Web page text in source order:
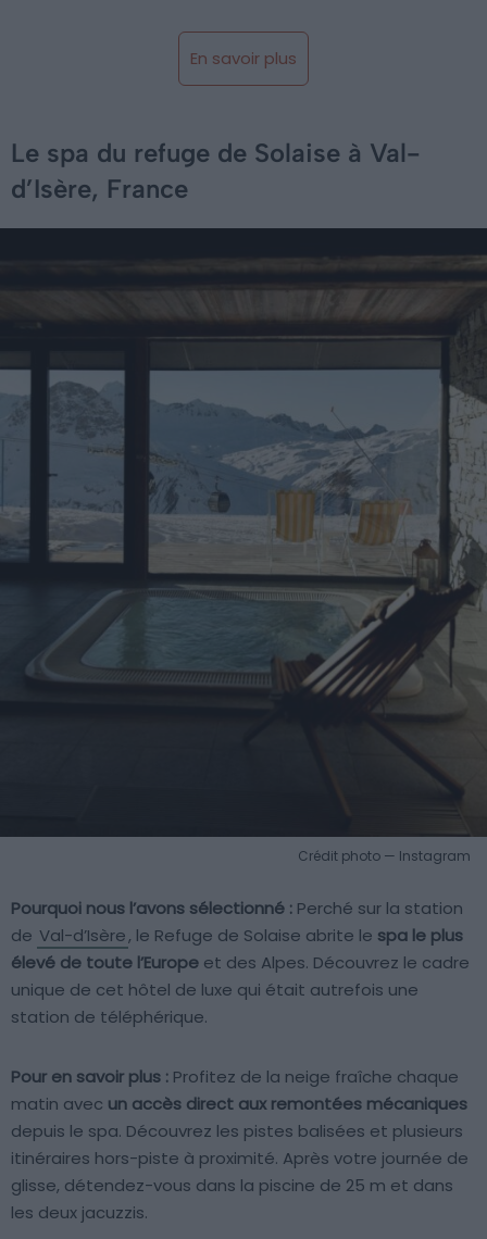
En savoir plus
Le spa du refuge de Solaise à Val-
d’Isère, France
Crédit photo — Instagram
Pourquoi nous l’avons sélectionné : Perché sur la station
de Val-d’Isère, le Refuge de Solaise abrite le spa le plus
élevé de toute l’Europe et des Alpes. Découvrez le cadre
unique de cet hôtel de luxe qui était autrefois une
station de téléphérique.
Pour en savoir plus : Profitez de la neige fraîche chaque
matin avec un accès direct aux remontées mécaniques
depuis le spa. Découvrez les pistes balisées et plusieurs
itinéraires hors-piste à proximité. Après votre journée de
glisse, détendez-vous dans la piscine de 25 m et dans
les deux jacuzzis.